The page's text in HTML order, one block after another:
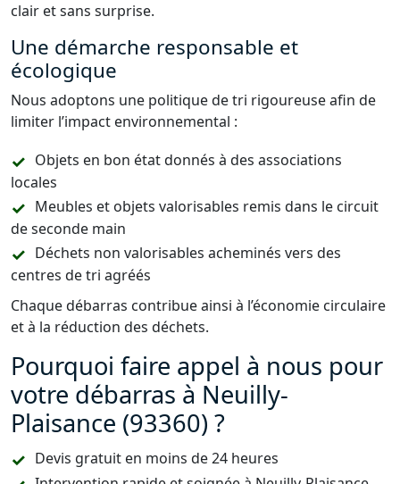
clair et sans surprise.
Une démarche responsable et
écologique
Nous adoptons une politique de tri rigoureuse afin de
limiter l’impact environnemental :
Objets en bon état donnés à des associations
locales
Meubles et objets valorisables remis dans le circuit
de seconde main
Déchets non valorisables acheminés vers des
centres de tri agréés
Chaque débarras contribue ainsi à l’économie circulaire
et à la réduction des déchets.
Pourquoi faire appel à nous pour
votre débarras à Neuilly-
Plaisance (93360) ?
Devis gratuit en moins de 24 heures